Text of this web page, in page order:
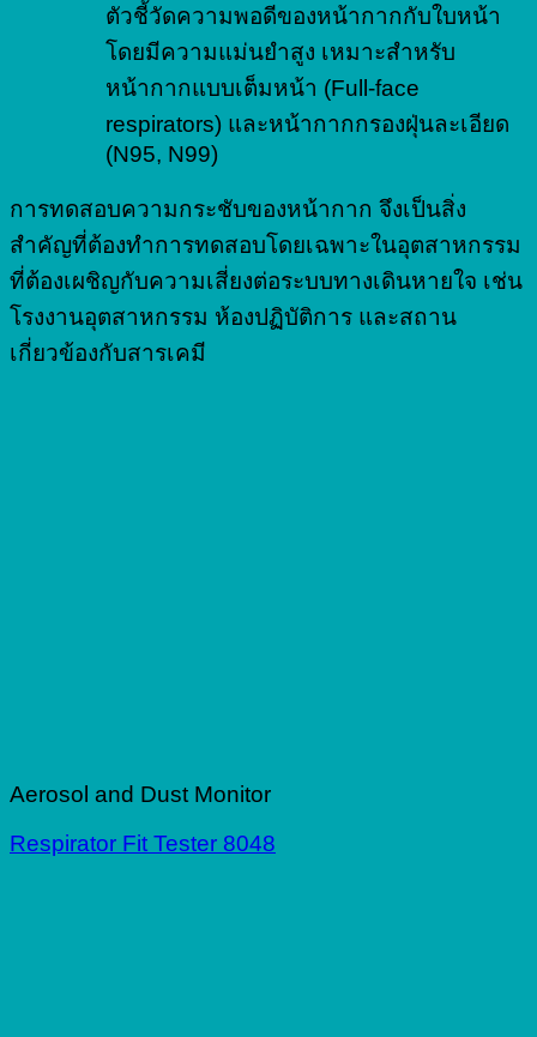
ตัวชี้วัดความพอดีของหน้ากากกับใบหน้า
โดยมีความแม่นยำสูง เหมาะสำหรับ
หน้ากากแบบเต็มหน้า (Full-face
respirators) และหน้ากากกรองฝุ่นละเอียด
(N95, N99)
การทดสอบความกระชับของหน้ากาก จึงเป็นสิ่ง
สำคัญที่ต้องทำการทดสอบโดยเฉพาะในอุตสาหกรรม
ที่ต้องเผชิญกับความเสี่ยงต่อระบบทางเดินหายใจ เช่น
โรงงานอุตสาหกรรม ห้องปฏิบัติการ และสถาน
เกี่ยวข้องกับสารเคมี
Aerosol and Dust Monitor
Respirator Fit Tester 8048